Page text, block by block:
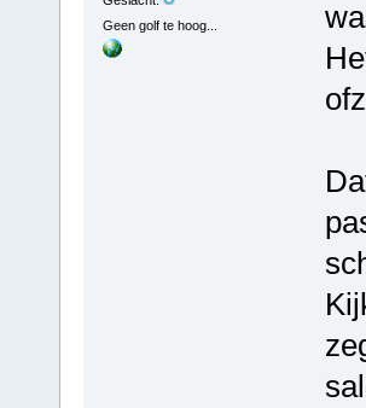
Geen golf te hoog...